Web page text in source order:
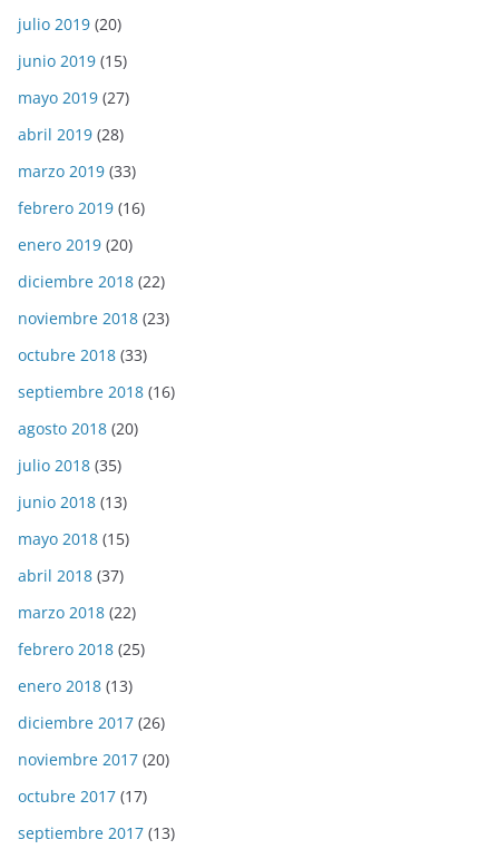
julio 2019 (20)
junio 2019 (15)
mayo 2019 (27)
abril 2019 (28)
marzo 2019 (33)
febrero 2019 (16)
enero 2019 (20)
diciembre 2018 (22)
noviembre 2018 (23)
octubre 2018 (33)
septiembre 2018 (16)
agosto 2018 (20)
julio 2018 (35)
junio 2018 (13)
mayo 2018 (15)
abril 2018 (37)
marzo 2018 (22)
febrero 2018 (25)
enero 2018 (13)
diciembre 2017 (26)
noviembre 2017 (20)
octubre 2017 (17)
septiembre 2017 (13)